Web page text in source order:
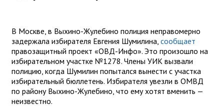
В Москве, в Выхино-Жулебино полиция неправомерно
задержала избирателя Евгения Шумилина, сообщает
правозащитный проект «ОВД-Инфо». Это произошло на
избирательном участке №1278. Члены УИК вызвали
полицию, когда Шумилин попытался вынести с участка
избирательный бюллетень. Избирателя увезли в ОМВД
по району Выхино-Жулебино, что ему хотят вменить —
неизвестно.